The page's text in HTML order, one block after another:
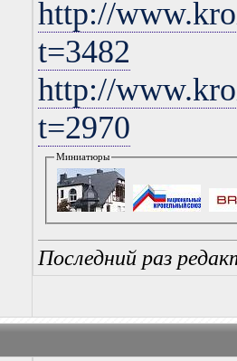
http://
t=3482
http://
t=2970
Миниатюры
Последний раз